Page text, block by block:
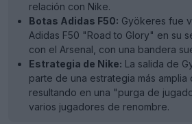
relación con Nike.
Botas Adidas F50: Gyökeres fue
Adidas F50 "Road to Glory" en su
con el Arsenal, con una bandera
Estrategia de Nike: La salida de
parte de una estrategia más
resultando en una "purga de
varios jugadores de renombre.